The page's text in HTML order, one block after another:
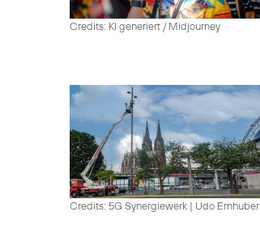
Credits: KI generiert / Midjourney
Credits: 5G Synergiewerk | Udo Ernhuber